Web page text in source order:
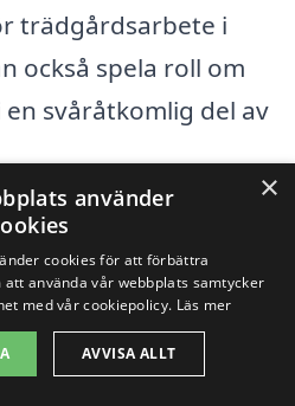
trädgårdsarbete i
också spela roll om
svåråtkomlig del av
av vilka priser du kan
i
det att be om
Genom att
×
använder
cookies för att förbättra
använda vår webbplats samtycker
med vår cookiepolicy. Läs mer
AVVISA ALLT